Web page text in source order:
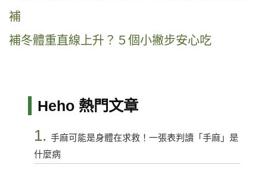
補
補冬體重直線上升？５個小撇步安心吃
Heho 熱門文章
1. 手麻可能是身體在求救！一張表判讀「手麻」是
什麼病